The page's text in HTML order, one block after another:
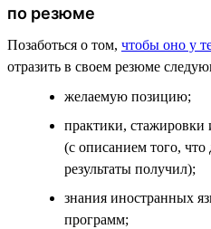
по резюме
Позаботься о том, чтобы оно у
отразить в своем резюме
желаемую позицию;
практики,
(с описанием того,
результаты получил);
знания иностранных
программ;